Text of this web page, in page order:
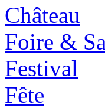
Château
Foire &
Festival
Fête